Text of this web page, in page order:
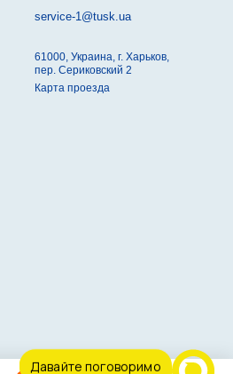
service-1@tusk.ua
61000, Украина, г. Харьков,
пер. Сериковский 2
Карта проезда
Давайте поговоримо